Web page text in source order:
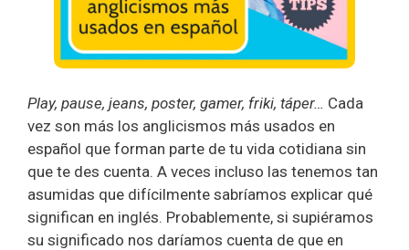
Play, pause, jeans, poster, gamer, friki, táper… Cada
vez son más los anglicismos más usados en
español que forman parte de tu vida cotidiana sin
que te des cuenta. A veces incluso las tenemos tan
asumidas que difícilmente sabríamos explicar qué
significan en inglés. Probablemente, si supiéramos
su significado nos daríamos cuenta de que en